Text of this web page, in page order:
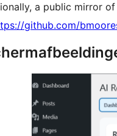
a public mirror
github.com/